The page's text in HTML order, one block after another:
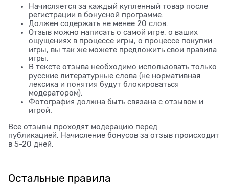
Начисляется за каждый купленный товар после
регистрации в бонусной программе.
Должен содержать не менее 20 слов.
Отзыв можно написать о самой игре, о ваших
ощущениях в процессе игры, о процессе покупки
игры, вы так же можете предложить свои правила
игры.
В тексте отзыва необходимо использовать только
русские литературные слова (не нормативная
лексика и понятия будут блокироваться
модератором).
Фотография должна быть связана с отзывом и
игрой.
Все отзывы проходят модерацию перед
публикацией. Начисление бонусов за отзыв происходит
в 5-20 дней.
Остальные правила